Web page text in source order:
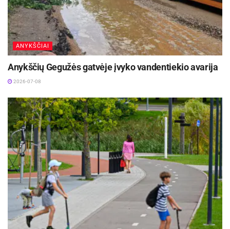
ANYKŠČIAI
Anykščių Gegužės gatvėje įvyko vandentiekio avarija
2026-07-08